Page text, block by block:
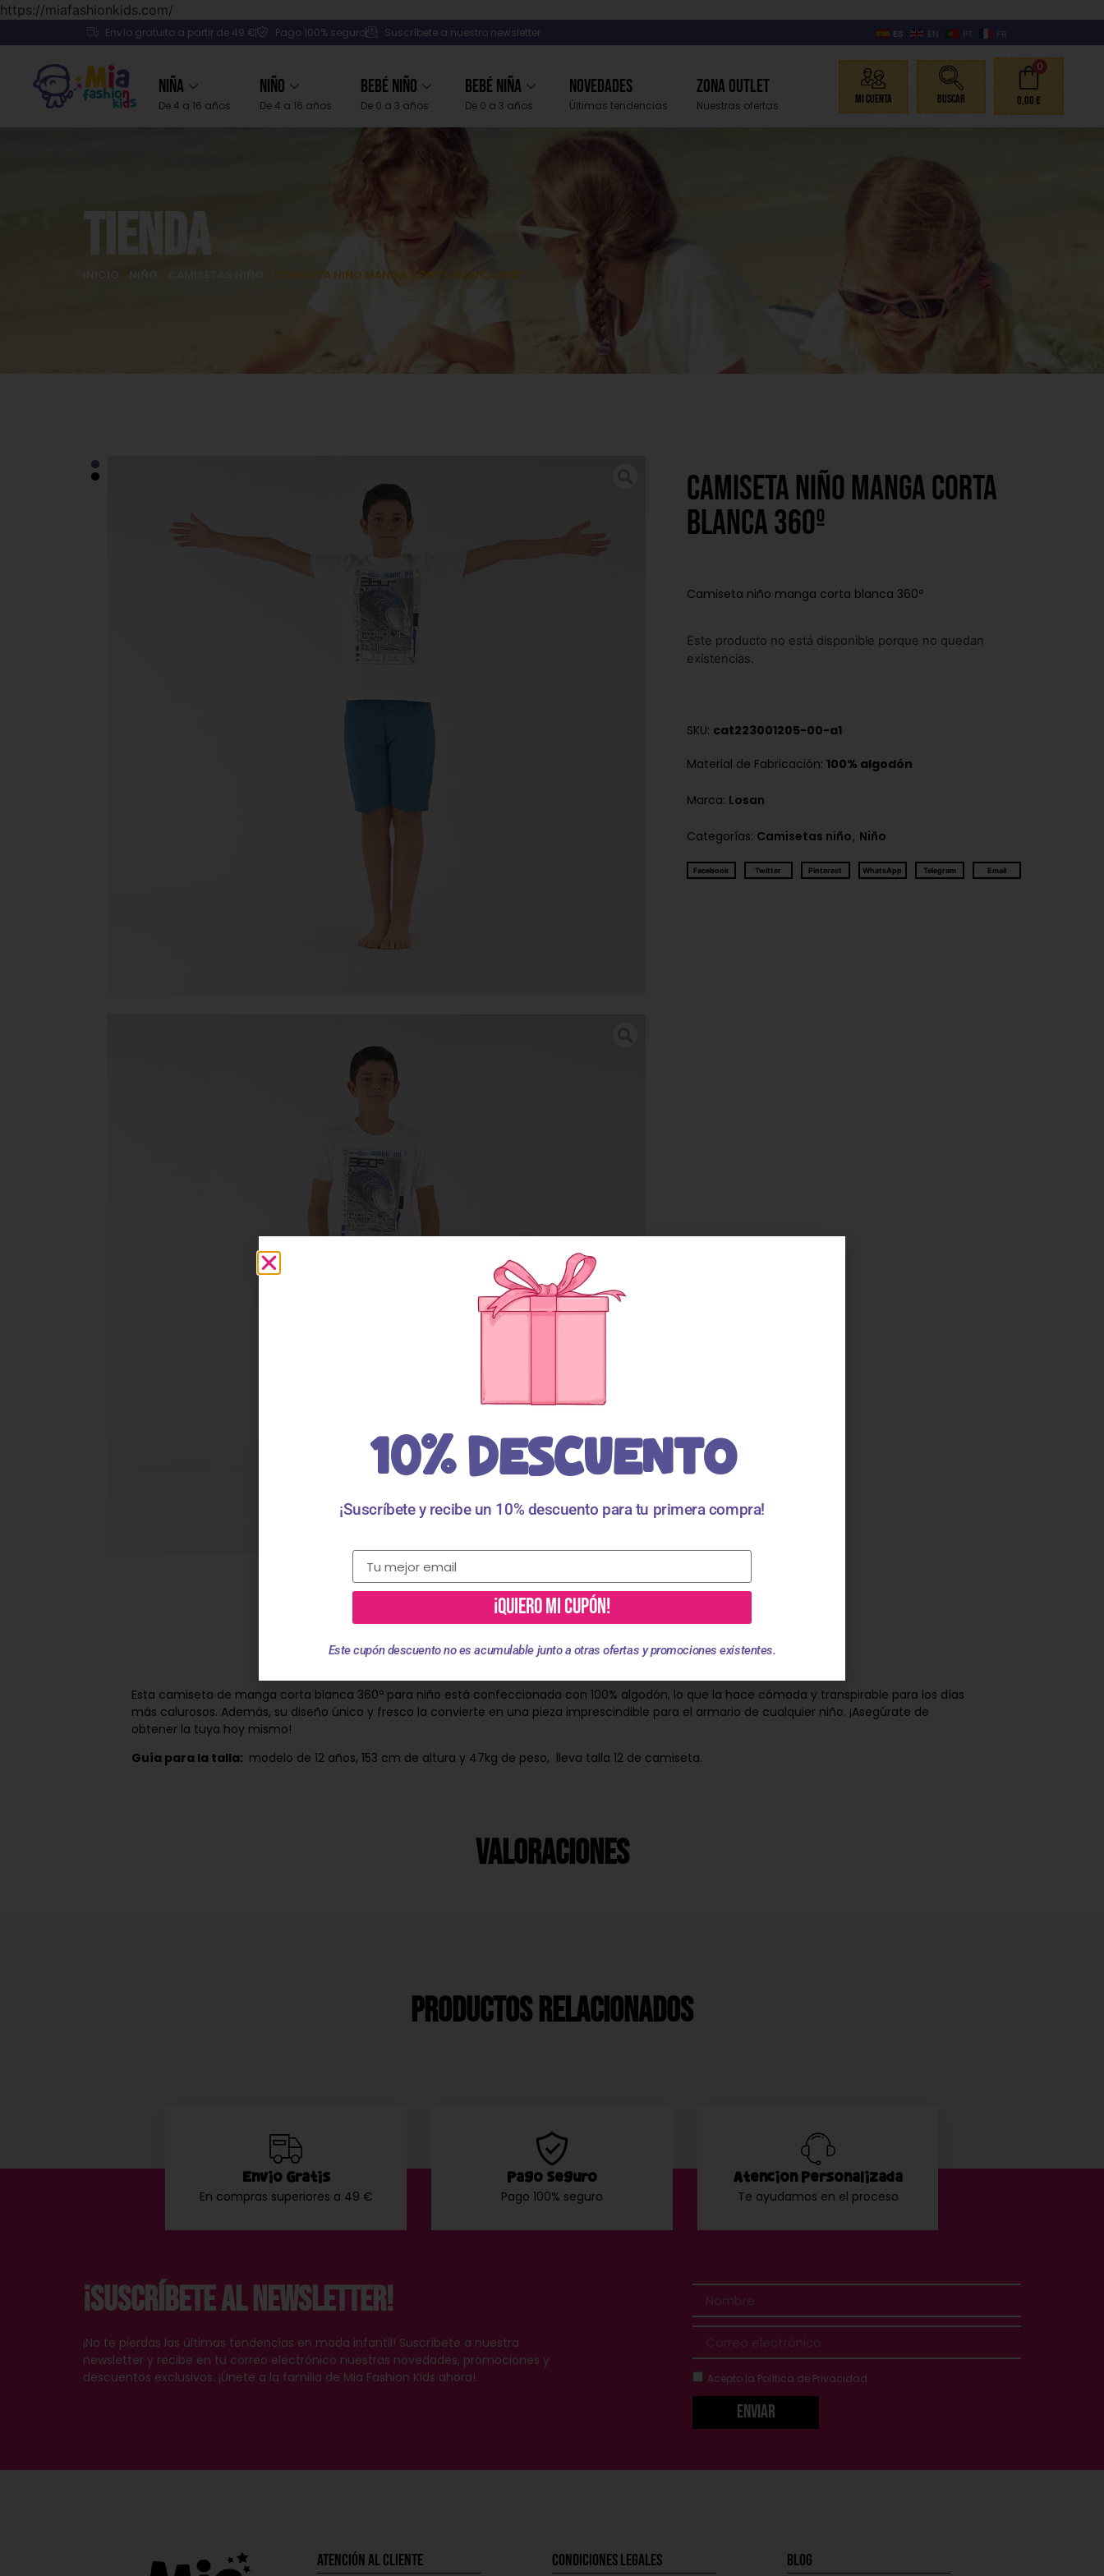
https://miafashionkids.com/
Envío gratuito a partir de 49 € Pago 100% seguro Suscríbete a nuestro newsletter ES EN PT FR
Niña
De 4 a 16 años
Niño
De 4 a 16 años
Bebé Niño
De 0 a 3 años
Bebé Niña
De 0 a 3 años
Novedades
Últimas tendencias
Zona Outlet
Nuestras ofertas Mi Cuenta Buscar
0
0,00€
Tienda
INICIO / NIÑO / / CAMISETA NIÑO MANGA CORTA BLANCA 360º
Camiseta niño manga corta
blanca 360º
Camiseta niño manga corta blanca 360º
Este producto no está disponible porque no quedan
existencias.
SKU: cat223001205-00-a1
Material de Fabricación:100% algodón
Marca: Losan
Categorías: Camisetas niño, Niño
Facebook Twitter Pinterest WhatsApp Telegram Email
Descripción
Esta camiseta de manga corta blanca 360º para niño está confeccionada con 100% algodón, lo que la hace cómoda y transpirable para los días
más calurosos. Además, su diseño único y fresco la convierte en una pieza imprescindible para el armario de cualquier niño. ¡Asegúrate de
obtener la tuya hoy mismo!
Guía para la talla: modelo de 12 años, 153 cm de altura y 47kg de peso, lleva talla 12 de camiseta.
Valoraciones
Productos Relacionados
Envío Gratis
En compras superiores a 49 €
Pago Seguro
Pago 100% seguro
Atención Personalizada
Te ayudamos en el proceso
¡Suscríbete al Newsletter!
¡No te pierdas las últimas tendencias en moda infantil! Suscríbete a nuestra
newsletter y recibe en tu correo electrónico nuestras novedades, promociones y
descuentos exclusivos. ¡Únete a la familia de Mia Fashion Kids ahora!.
Acepto la Política de Privacidad
Enviar
Atención al Cliente Condiciones Legales Blog
10% DESCUENTO
¡Suscríbete y recibe un 10% descuento para tu primera compra!
¡QUIERO MI CUPÓN!
Este cupón descuento no es acumulable junto a otras ofertas y promociones existentes.